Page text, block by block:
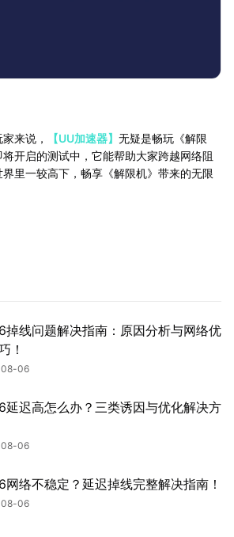
来说， 【UU加速器】 无疑是畅玩《解限
开启的测试中，它能帮助大家跨越网络阻
里一较高下，畅享《解限机》带来的无限
掉线问题解决指南：原因分析与网络优
！
06
延迟高怎么办？三类诱因与优化解决方
06
网络不稳定？延迟掉线完整解决指南！
06